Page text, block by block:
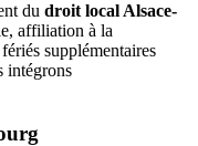
du droit local Alsace-
affiliation à la
supplémentaires
intégrons